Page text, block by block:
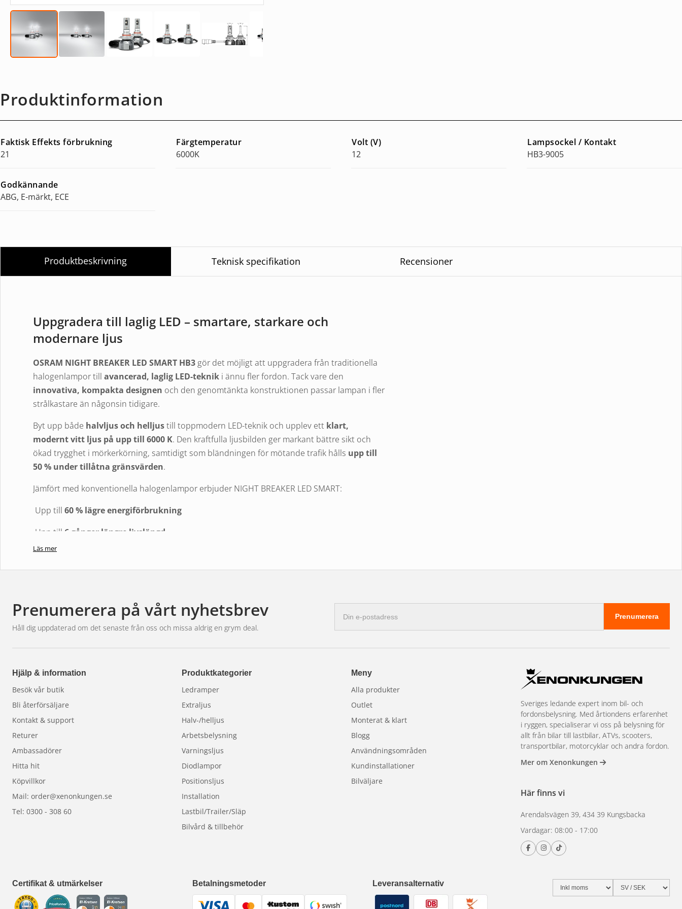
Produktinformation
Faktisk Effekts förbrukning
21
Färgtemperatur
6000K
Volt (V)
12
Lampsockel / Kontakt
HB3-9005
Godkännande
ABG, E-märkt, ECE
Produktbeskrivning Teknisk specifikation Recensioner
Uppgradera till laglig LED – smartare, starkare och
modernare ljus
OSRAM NIGHT BREAKER LED SMART HB3gör det möjligt att uppgradera från traditionella
halogenlampor till avancerad, laglig LED-teknik i ännu fler fordon. Tack vare den
innovativa, kompakta designen och den genomtänkta konstruktionen passar lampan i fler
strålkastare än någonsin tidigare.
Byt upp både halvljus och helljustill toppmodern LED-teknik och upplev ett klart,
modernt vitt ljus på upp till 6000 K. Den kraftfulla ljusbilden ger markant bättre sikt och
ökad trygghet i mörkerkörning, samtidigt som bländningen för mötande trafik hålls upp till
50 % under tillåtna gränsvärden.
Jämfört med konventionella halogenlampor erbjuder NIGHT BREAKER LED SMART:
Upp till 60 % lägre energiförbrukning
Upp till 6 gånger längre livslängd
Hög ljusstyrka med exakt ljusbild
för användning på allmänna vägari utvalda fordon¹). Dessutom omfattas samtliga NIGHT
BREAKER LED-lampor avOSRAMs garanti ²).
Därför ska du välja NIGHT BREAKER LED SMART HB3
– Laglig LED-uppgradering
– Modernt vitt ljus (6000 K)
– Energieffektiv och extremt hållbar
– Passar fler fordon tack vare kompakt design
Ta steget in i framtiden med LED – tryggt, lagligt och stilrent.
Läs mer
Prenumerera på vårt nyhetsbrev
Håll dig uppdaterad om det senaste från oss och missa aldrig en grym deal.
postadress
Prenumerera
Hjälp & information
Besök vår butik
Bli återförsäljare
Kontakt & support
Returer
Ambassadörer
Hitta hit
Köpvillkor
Mail: order@xenonkungen.se
Tel: 0300 - 308 60
Produktkategorier
Ledramper
Extraljus
Halv-/helljus
Arbetsbelysning
Varningsljus
Diodlampor
Positionsljus
Installation
Lastbil/Trailer/Släp
Bilvård & tillbehör
Meny
Alla produkter
Outlet
Monterat & klart
Blogg
Användningsområden
Kundinstallationer
Bilväljare
Sveriges ledande expert inom bil- och
fordonsbelysning. Med årtiondens erfarenhet
i ryggen, specialiserar vi oss på belysning för
allt från bilar till lastbilar, ATVs, scooters,
transportbilar, motorcyklar och andra fordon.
Mer om Xenonkungen
Här finns vi
Arendalsvägen 39, 434 39 Kungsbacka
Vardagar: 08:00 - 17:00
Certifikat & utmärkelser Betalningsmetoder Leveransalternativ